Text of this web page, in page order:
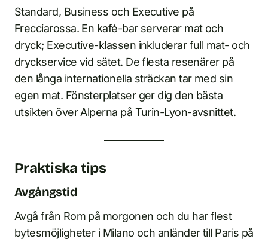
Standard, Business och Executive på
Frecciarossa. En kafé-bar serverar mat och
dryck; Executive-klassen inkluderar full mat- och
dryckservice vid sätet. De flesta resenärer på
den långa internationella sträckan tar med sin
egen mat. Fönsterplatser ger dig den bästa
utsikten över Alperna på Turin-Lyon-avsnittet.
Praktiska tips
Avgångstid
Avgå från Rom på morgonen och du har flest
bytesmöjligheter i Milano och anländer till Paris på